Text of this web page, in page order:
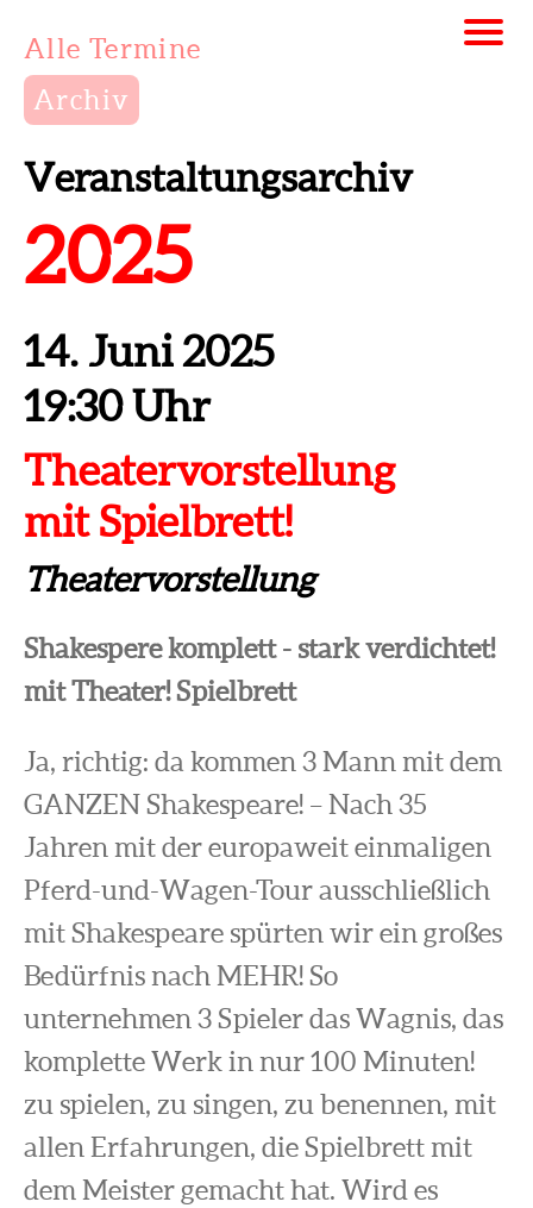
Alle Termine
Archiv
Veranstaltungsarchiv
2025
14. Juni 2025
19:30 Uhr
Theatervorstellung
mit Spielbrett!
Theatervorstellung
Shakespere komplett - stark verdichtet!
mit Theater! Spielbrett
Ja, richtig: da kommen 3 Mann mit dem
GANZEN Shakespeare! – Nach 35
Jahren mit der europaweit einmaligen
Pferd-und-Wagen-Tour ausschließlich
mit Shakespeare spürten wir ein großes
Bedürfnis nach MEHR! So
unternehmen 3 Spieler das Wagnis, das
komplette Werk in nur 100 Minuten!
zu spielen, zu singen, zu benennen, mit
allen Erfahrungen, die Spielbrett mit
dem Meister gemacht hat. Wird es